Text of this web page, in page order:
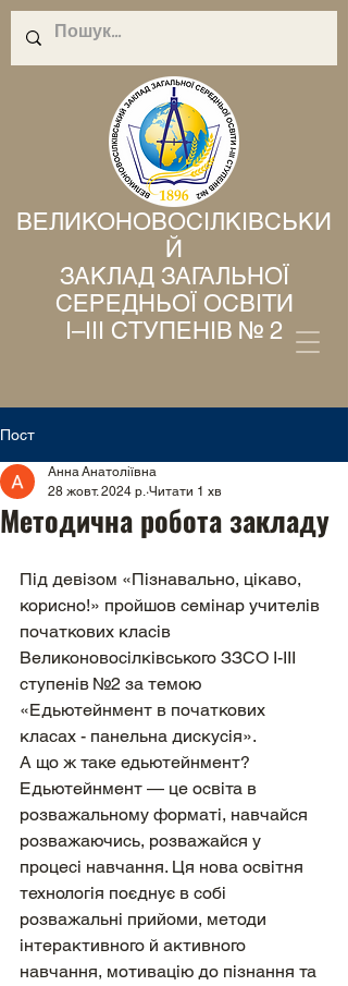
ВЕЛИКОНОВОСІЛКІВСЬКИ
Й
ЗАКЛАД ЗАГАЛЬНОЇ
СЕРЕДНЬОЇ ОСВІТИ
І–ІІІ СТУПЕНІВ № 2
Пост
Методична робота закладу
Анна Анатоліївна
28 жовт. 2024 р. Читати 1 хв
Під девізом «Пізнавально, цікаво,
корисно!» пройшов семінар учителів
початкових класів
Великоновосілківського ЗЗСО І-ІІІ
ступенів №2 за темою
«Едьютейнмент в початкових
класах - панельна дискусія».
А що ж таке едьютейнмент?
Едьютейнмент — це освіта в
розважальному форматі, навчайся
розважаючись, розважайся у
процесі навчання. Ця нова освітня
технологія поєднує в собі
розважальні прийоми, методи
інтерактивного й активного
навчання, мотивацію до пізнання та